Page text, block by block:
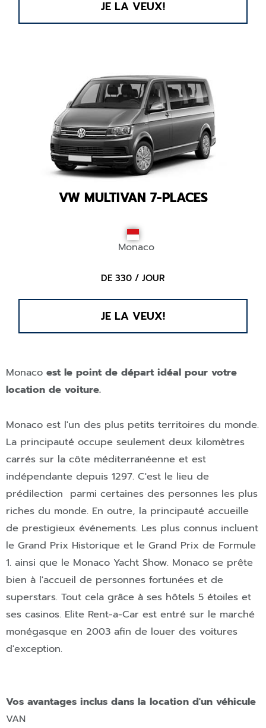
JE LA VEUX!
VW MULTIVAN 7-PLACES
Monaco
DE 330 / JOUR
JE LA VEUX!
Monaco est le point de départ idéal pour votre
location de voiture.
Monaco est l'un des plus petits territoires du monde.
La principauté occupe seulement deux kilomètres
carrés sur la côte méditerranéenne et est
indépendante depuis 1297. C'est le lieu de
prédilection parmi certaines des personnes les plus
riches du monde. En outre, la principauté accueille
de prestigieux événements. Les plus connus incluent
le Grand Prix Historique et le Grand Prix de Formule
1. ainsi que le Monaco Yacht Show. Monaco se prête
bien à l'accueil de personnes fortunées et de
superstars. Tout cela grâce à ses hôtels 5 étoiles et
ses casinos. Elite Rent-a-Car est entré sur le marché
monégasque en 2003 afin de louer des voitures
d'exception.
Vos avantages inclus dans la location d'un véhicule
VAN